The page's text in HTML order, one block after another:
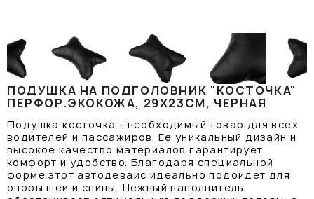
ПОДУШКА НА ПОДГОЛОВНИК "КОСТОЧКА"
ПЕРФОР.ЭКОКОЖА, 29X23СМ, ЧЕРНАЯ
Подушка косточка - необходимый товар для всех
водителей и пассажиров. Ее уникальный дизайн и
высокое качество материалов гарантирует
комфорт и удобство. Благодаря специальной
форме этот автодевайс идеально подойдет для
опоры шеи и спины. Нежный наполнитель